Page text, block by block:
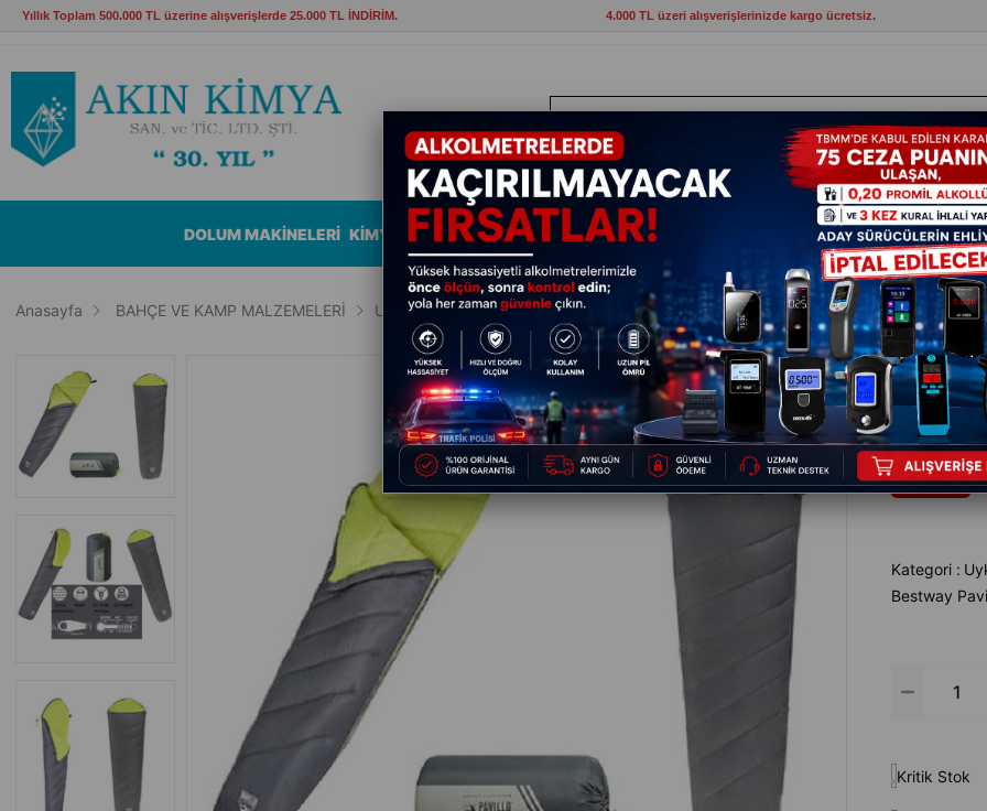
Yıllık Toplam 500.000 TL üzerine alışverişlerde 25.000 TL İNDİRİM. 4.000 TL üzeri alışverişlerinizde kargo ücretsiz.
DOLUM MAKİNELERİ KİMYASALLAR BANTLAR HIRDAVAT ELEKTRİKLİ ALETLER BAHÇE VE KAMP
Anasayfa BAHÇE VE KAMP MALZEMELERİ Uyku Tulumu ve Mat Bestway Pavillo Hiberhide 10 (6-10°C) Uyku Tulumu
Bestway
17
Kategori :
Bestway
Kritik Stok